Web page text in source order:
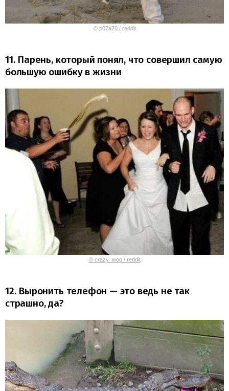
© p07a70 / reddit
11. Парень, который понял, что совершил самую
большую ошибку в жизни
© crazy_woo / reddit
12. Выронить телефон — это ведь не так
страшно, да?